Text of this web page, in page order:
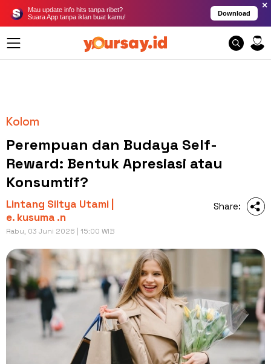
Mau update info hits tanpa ribet?
Suara App tanpa iklan buat kamu!
Download
×
Kolom
Perempuan dan Budaya Self-
Reward: Bentuk Apresiasi atau
Konsumtif?
Lintang Siltya Utami |
e. kusuma .n
Rabu, 03 Juni 2026 | 15:00 WIB
Share: